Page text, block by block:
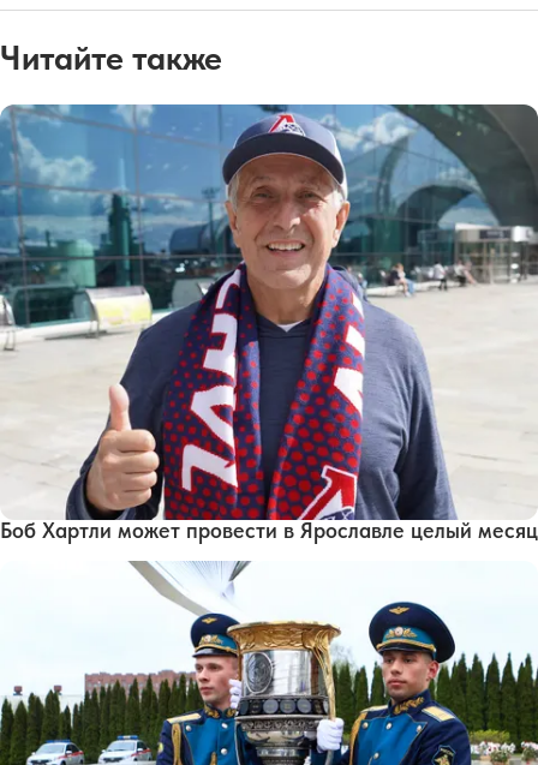
Читайте также
Боб Хартли может провести в Ярославле целый месяц